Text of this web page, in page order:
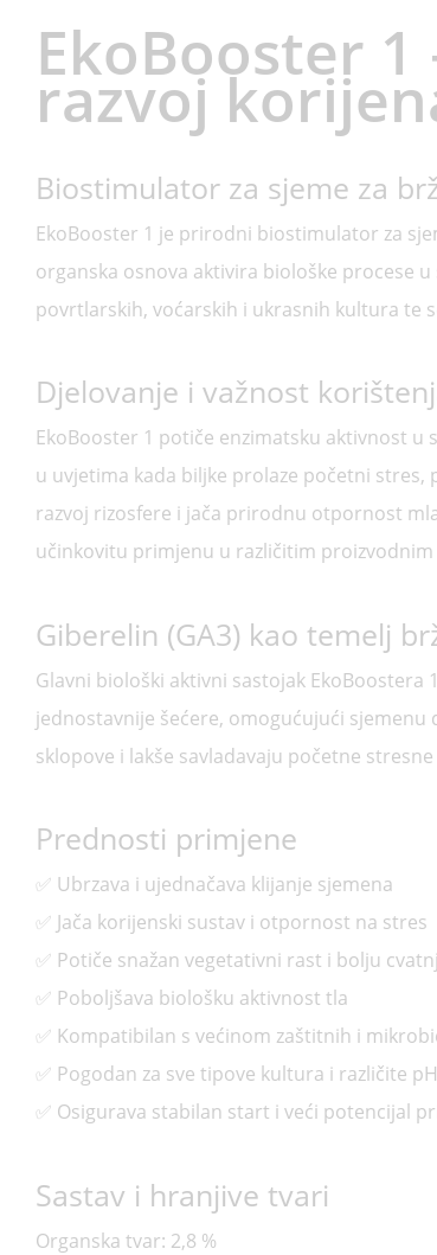
EkoBooster
razvoj
Biostimulator za sjeme za
EkoBooster 1 je prirodni biostimulator za
organska osnova aktivira biološke procese
povrtlarskih, voćarskih i ukrasnih kultura te
Djelovanje i važnost
EkoBooster 1 potiče enzimatsku aktivnost
u uvjetima kada biljke prolaze početni
razvoj rizosfere i jača prirodnu otpornost
učinkovitu primjenu u različitim
Gibere­lin (GA3) kao temelj
Glavni biološki aktivni sastojak
jednostavnije šećere, omogućujući
sklopove i lakše savladavaju početne
Prednosti primjene
✅ Ubrzava i ujednačava klijanje sjemena
✅ Jača korijenski sustav i otpornost na stres
✅ Potiče snažan vegetativni rast i bolju
✅ Poboljšava biološku aktivnost tla
✅ Kompatibilan s većinom zaštitnih i
✅ Pogodan za sve tipove kultura i različite
✅ Osigurava stabilan start i veći potencijal
Sastav i hranjive tvari
Organska tvar: 2,8 %